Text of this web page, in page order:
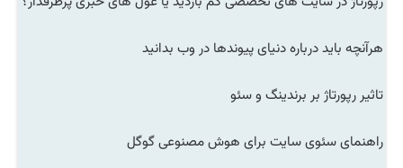
هرآنچه باید درباره دنیای پیوندها در وب بدانید
تاثیر رپورتاژ بر برندینگ و سئو
راهنمای سئوی سایت برای هوش مصنوعی گوگل